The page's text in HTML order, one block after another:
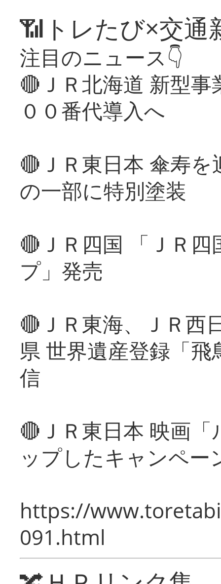
📶トレたび×交通
注目のニュース👇
🔴ＪＲ北海道 新型
００番代導入へ
🔴ＪＲ東日本 傘寿
の一部に特別塗装
🔴ＪＲ四国 「ＪＲ
プ」発売
🔴ＪＲ東海、ＪＲ西
県 世界遺産登録「
信
🔴ＪＲ東日本 映画
ップしたキャンペー
https://
091.html